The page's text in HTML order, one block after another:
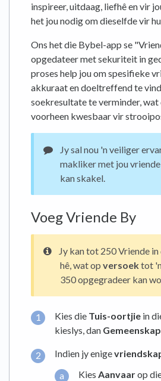
inspireer, uitdaag, liefhê en vir
het jou nodig om dieselfde vir
Ons het die Bybel-app se
opgedateer met sekuriteit in
proses help jou om spesifieke
akkuraat en doeltreffend te
soekresultate te verminder, wat
voorheen kwesbaar vir
Jy sal nou 'n veiliger
makliker met jou
kan skakel.
Voeg Vriende By
Jy kan tot 250 Vriende
hê, wat op versoektot
350 opgegradeer kan
Kies die Tuis-oortjie in
kieslys, dan Gemeenskap
Indien jy enige
Kies Aanvaarop